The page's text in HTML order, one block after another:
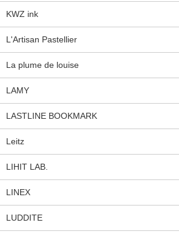
KWZ ink
L'Artisan Pastellier
La plume de louise
LAMY
LASTLINE BOOKMARK
Leitz
LIHIT LAB.
LINEX
LUDDITE